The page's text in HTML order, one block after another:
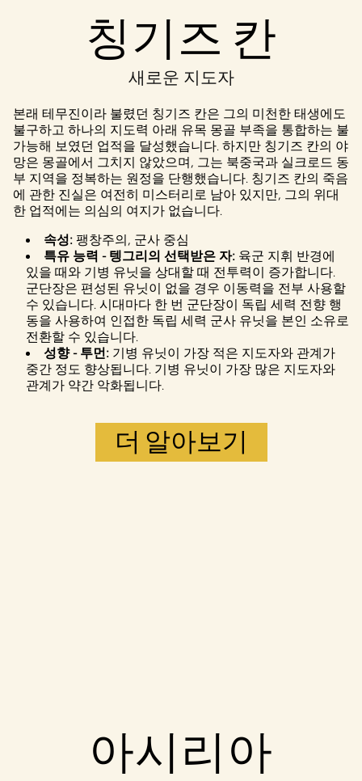
칭기즈 칸
새로운 지도자
본래 테무진이라 불렸던 칭기즈 칸은 그의 미천한 태생에도
불구하고 하나의 지도력 아래 유목 몽골 부족을 통합하는 불
가능해 보였던 업적을 달성했습니다. 하지만 칭기즈 칸의 야
망은 몽골에서 그치지 않았으며, 그는 북중국과 실크로드 동
부 지역을 정복하는 원정을 단행했습니다. 칭기즈 칸의 죽음
에 관한 진실은 여전히 미스터리로 남아 있지만, 그의 위대
한 업적에는 의심의 여지가 없습니다.
속성:팽창주의, 군사 중심
특유 능력 - 텡그리의 선택받은 자: 육군 지휘 반경에
있을 때와 기병 유닛을 상대할 때 전투력이 증가합니다.
군단장은 편성된 유닛이 없을 경우 이동력을 전부 사용할
수 있습니다. 시대마다 한 번 군단장이 독립 세력 전향 행
동을 사용하여 인접한 독립 세력 군사 유닛을 본인 소유로
전환할 수 있습니다.
성향 - 투먼: 기병 유닛이 가장 적은 지도자와 관계가
중간 정도 향상됩니다. 기병 유닛이 가장 많은 지도자와
관계가 약간 악화됩니다.
더 알아보기
Accept
& Play아시리아